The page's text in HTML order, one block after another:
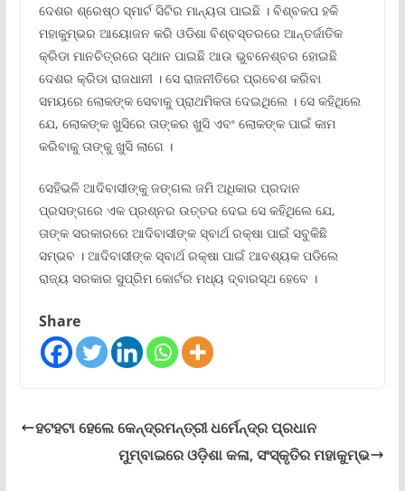
ଦେଶର ଶ୍ରେଷ୍ଠ ସ୍ମାର୍ଟ ସିଟିର ମାନ୍ୟତା ପାଇଛି । ବିଶ୍ବକପ ହକି
ମହାକୁମ୍ଭର ଆୟୋଜନ କରି ଓଡିଶା ବିଶ୍ବସ୍ତରରେ ଆନ୍ତର୍ଜାତିକ
କ୍ରିଡା ମାନଚିତ୍ରରେ ସ୍ଥାନ ପାଇଛି ଆଉ ଭୁବନେଶ୍ବର ହୋଇଛି
ଦେଶର କ୍ରିଡା ରାଜଧାନୀ । ସେ ରାଜନୀତିରେ ପ୍ରବେଶ କରିବା
ସମୟରେ ଲୋକଙ୍କ ସେବାକୁ ପ୍ରାଥମିକତା ଦେଇଥିଲେ । ସେ କହିଥିଲେ
ଯେ, ଲୋକଙ୍କ ଖୁସିରେ ତାଙ୍କର ଖୁସି ଏବଂ ଲୋକଙ୍କ ପାଇଁ କାମ
କରିବାକୁ ତାଙ୍କୁ ଖୁସି ଲାଗେ ।
ସେହିଭଳି ଆଦିବାସୀଙ୍କୁ ଜଙ୍ଗଲ ଜମି ଅଧିକାର ପ୍ରଦାନ
ପ୍ରସଙ୍ଗରେ ଏକ ପ୍ରଶ୍ନର ଉତ୍ତର ଦେଇ ସେ କହିଥିଲେ ଯେ,
ତାଙ୍କ ସରକାରରେ ଆଦିବାସୀଙ୍କ ସ୍ବାର୍ଥ ରକ୍ଷା ପାଇଁ ସବୁକିଛି
ସମ୍ଭବ । ଆଦିବାସୀଙ୍କ ସ୍ବାର୍ଥ ରକ୍ଷା ପାଇଁ ଆବଶ୍ୟକ ପଡିଲେ
ରାଜ୍ୟ ସରକାର ସୁପ୍ରିମ କୋର୍ଟର ମଧ୍ୟ ଦ୍ବାରସ୍ଥ ହେବେ ।
Share
ହଟହଟା ହେଲେ କେନ୍ଦ୍ରମନ୍ତ୍ରୀ ଧର୍ମେନ୍ଦ୍ର ପ୍ରଧାନ
ମୁମ୍ବାଇରେ ଓଡ଼ିଶା କଳା, ସଂସ୍କୃତିର ମହାକୁମ୍ଭ